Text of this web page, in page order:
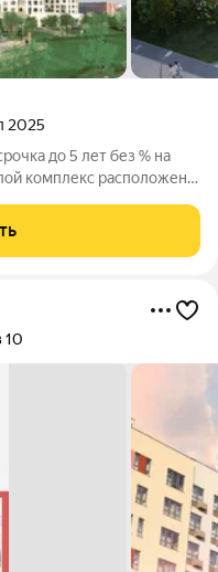
2025
до 5 лет без % на
комплекс расположен у
Место, где каждый
10